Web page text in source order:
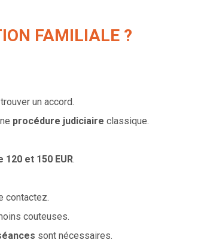
FAMILIALE ?
un accord.
procédure judiciaire classique.
120 et 150 EUR.
contactez.
couteuses.
sont nécessaires.